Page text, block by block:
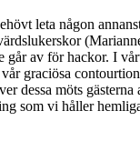
leta någon
går av för hackor. I
graciösa
dessa möts
som vi håller